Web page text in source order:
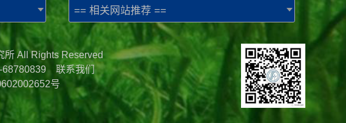
== 相关网站推荐 ==
所 All Rights Reserved
68780839 联系我们
号